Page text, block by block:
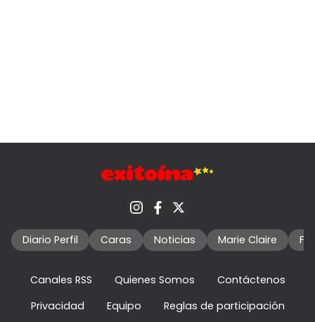
Diario Perfil Caras Noticias Marie Claire
Canales RSS Quienes Somos
Contáctenos
Privacidad
Equipo Reglas de participación